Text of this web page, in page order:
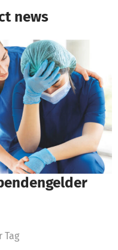
news
Tag